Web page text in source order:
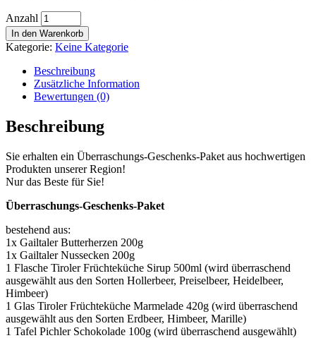
Anzahl
In den Warenkorb
Kategorie: Keine Kategorie
Beschreibung
Zusätzliche Information
Bewertungen (0)
Beschreibung
Sie erhalten ein Überraschungs-Geschenks-Paket aus hochwertigen
Produkten unserer Region!
Nur das Beste für Sie!
Überraschungs-Geschenks-Paket
bestehend aus:
1x Gailtaler Butterherzen 200g
1x Gailtaler Nussecken 200g
1 Flasche Tiroler Früchteküche Sirup 500ml (wird überraschend
ausgewählt aus den Sorten Hollerbeer, Preiselbeer, Heidelbeer,
Himbeer)
1 Glas Tiroler Früchteküche Marmelade 420g (wird überraschend
ausgewählt aus den Sorten Erdbeer, Himbeer, Marille)
1 Tafel Pichler Schokolade 100g (wird überraschend ausgewählt)